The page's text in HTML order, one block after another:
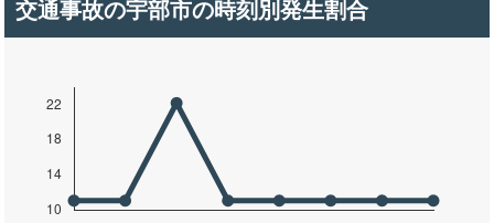
交通事故の宇部市の時刻別発生割合